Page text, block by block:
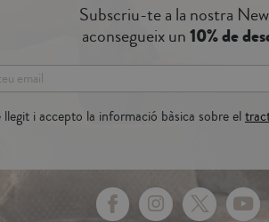
Subscriu-te a la nostra
aconsegueix un10% de
i accepto la informació bàsica sobre el